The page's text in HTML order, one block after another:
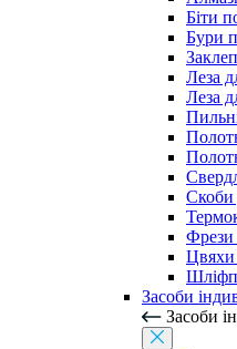
Біти
Бури
Леза
Леза
Скоби
Фрези
Цвяхи
Засоби
Засоби